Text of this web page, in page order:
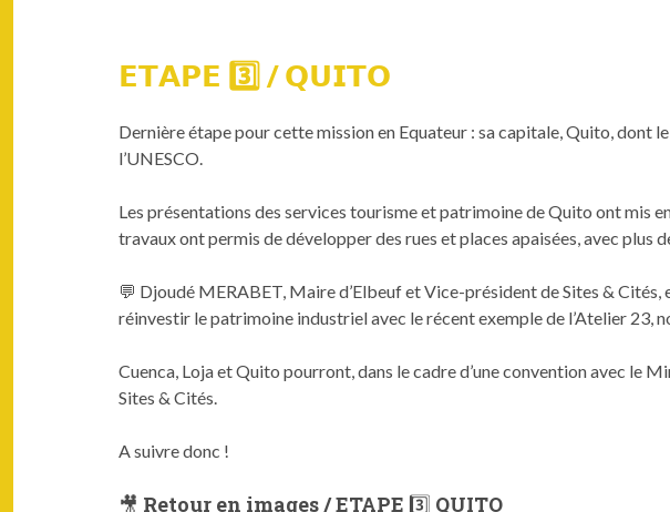
𝗘𝗧𝗔𝗣𝗘 3️⃣ / 𝗤𝗨𝗜𝗧𝗢
Dernière étape pour cette mission en Equateur : sa capitale, Quito, dont
l’UNESCO.
Les présentations des services tourisme et patrimoine de Quito ont mis
travaux ont permis de développer des rues et places apaisées, avec plus
💬 Djoudé MERABET, Maire d’Elbeuf et Vice-président de Sites &
réinvestir le patrimoine industriel avec le récent exemple de l’Atelier 23,
Cuenca, Loja et Quito pourront, dans le cadre d’une convention avec le
Sites & Cités.
A suivre donc !
🎥 Retour en images / ETAPE 3️⃣ QUITO